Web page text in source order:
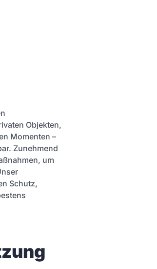
Objekten,
Momenten –
Zunehmend
um
Schutz,